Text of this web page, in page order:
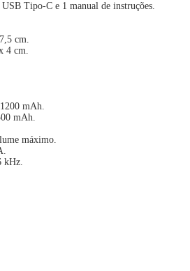
Tipo-C e 1 manual de instruções.
cm.
4 cm.
mAh.
mAh.
máximo.
kHz.